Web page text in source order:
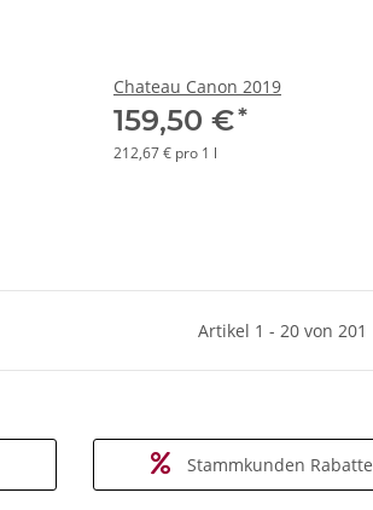
Chateau Canon 2019
159,50 €*
212,67 € pro 1 l
Artikel 1 - 20 von 201
Stammkunden Rabatte